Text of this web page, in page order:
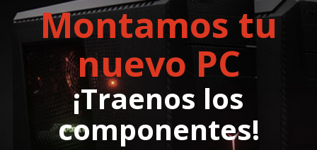
Montamos tu
nuevo PC
¡Traenos los
componentes!